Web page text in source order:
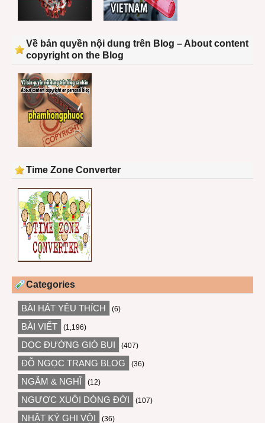
Về bản quyền nội dung trên Blog – About content
copyright on the Blog
Time Zone Converter
Categories
BÀI HÁT YÊU THÍCH (6)
BÀI VIẾT (1,196)
DỌC ĐƯỜNG GIÓ BỤI (407)
ĐỖ NGỌC TRANG BLOG (36)
NGẪM & NGHĨ (12)
NGƯỢC XUÔI DÒNG ĐỜI (107)
NHẬT KÝ GHI VỘI (36)